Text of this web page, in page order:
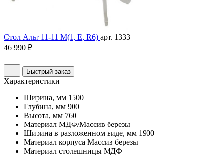
Стол Альт 11-11 М(1, E, R6) арт. 1333
46 990 ₽
Быстрый заказ
Характеристики
Ширина, мм 1500
Глубина, мм 900
Высота, мм 760
Материал МДФ/Массив березы
Ширина в разложенном виде, мм 1900
Материал корпуса Массив березы
Материал столешницы МДФ